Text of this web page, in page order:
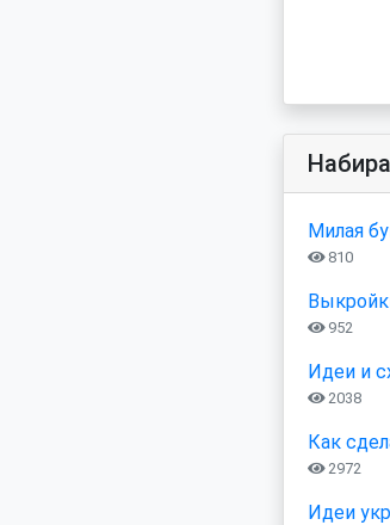
Милая
810
952
Идеи и
2038
Как
2972
Идеи